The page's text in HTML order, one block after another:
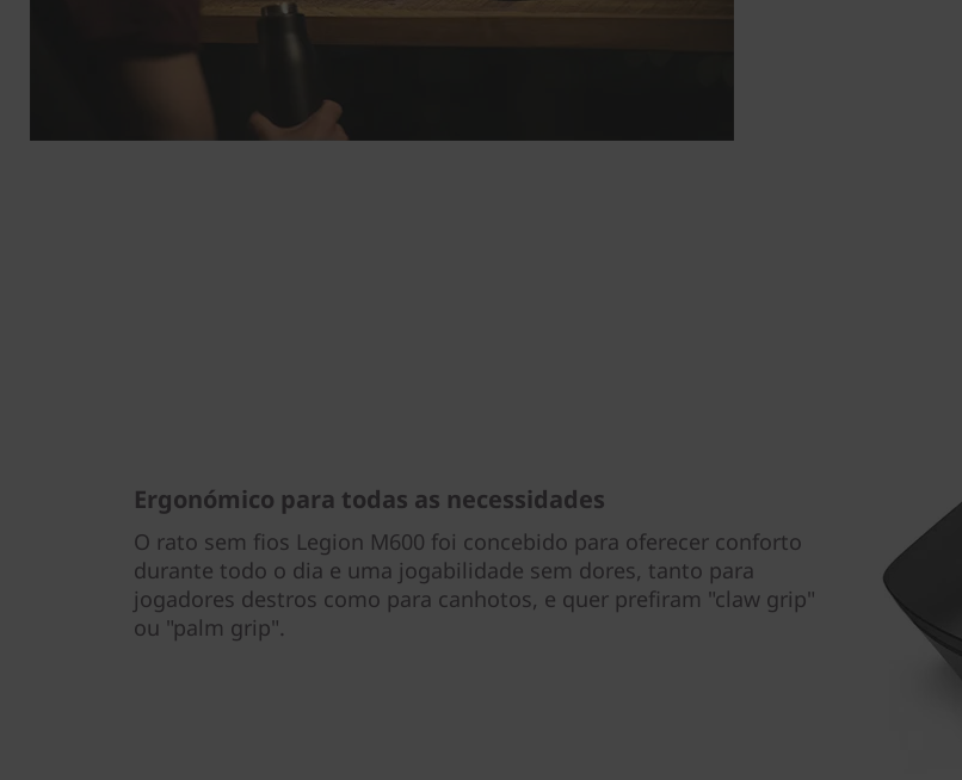
Ergonómico para todas as necessidades
O rato sem fios Legion M600 foi concebido para oferecer conforto
durante todo o dia e uma jogabilidade sem dores, tanto para
jogadores destros como para canhotos, e quer prefiram "claw grip"
ou "palm grip".